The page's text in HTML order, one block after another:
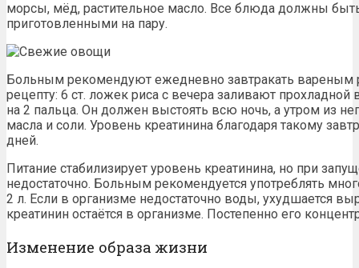
морсы, мёд, растительное масло. Все блюда должны
приготовленными на пару.
Больным рекомендуют ежедневно завтракать вареным
рецепту: 6 ст. ложек риса с вечера заливают
на 2 пальца. Он должен выстоять всю ночь, а утром из
масла и соли. Уровень креатинина благодаря такому
дней.
Питание стабилизирует уровень креатинина, но при
недостаточно. Больным рекомендуется употреблять
2 л. Если в организме недостаточно воды, ухудшается
креатинин остаётся в организме. Постепенно его
Изменение образа жизни